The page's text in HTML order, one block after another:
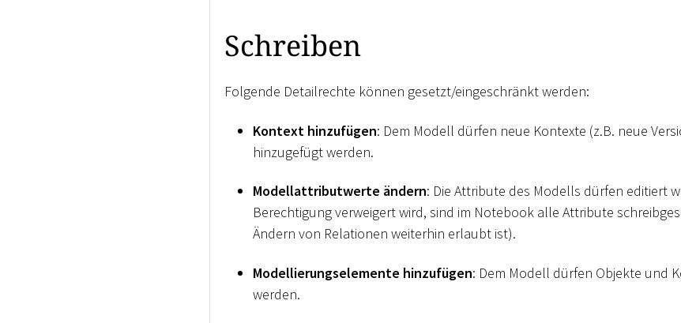
Schreiben
Folgende Detailrechte können gesetzt/eingeschränkt werden:
Kontext hinzufügen: Dem Modell dürfen neue Kontexte (z.B. neue
hinzugefügt werden.
Modellattributwerte ändern: Die Attribute des Modells dürfen editiert
Berechtigung verweigert wird, sind im Notebook alle Attribute
Ändern von Relationen weiterhin erlaubt ist).
Modellierungselemente hinzufügen: Dem Modell dürfen Objekte und
werden.